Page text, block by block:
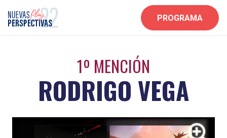
PROGRAMA
1º MENCIÓN
RODRIGO VEGA